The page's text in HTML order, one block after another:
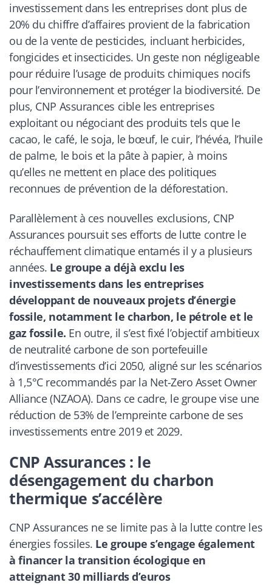
investissement dans les entreprises dont plus de
20% du chiffre d’affaires provient de la fabrication
ou de la vente de pesticides, incluant herbicides,
fongicides et insecticides. Un geste non négligeable
pour réduire l’usage de produits chimiques nocifs
pour l’environnement et protéger la biodiversité. De
plus, CNP Assurances cible les entreprises
exploitant ou négociant des produits tels que le
cacao, le café, le soja, le bœuf, le cuir, l’hévéa, l’huile
de palme, le bois et la pâte à papier, à moins
qu’elles ne mettent en place des politiques
reconnues de prévention de la déforestation.
Parallèlement à ces nouvelles exclusions, CNP
Assurances poursuit ses efforts de lutte contre le
réchauffement climatique entamés il y a plusieurs
années. Le groupe a déjà exclu les
investissements dans les entreprises
développant de nouveaux projets d’énergie
fossile, notamment le charbon, le pétrole et le
gaz fossile. En outre, il s’est fixé l’objectif ambitieux
de neutralité carbone de son portefeuille
d’investissements d’ici 2050, aligné sur les scénarios
à 1,5°C recommandés par la Net-Zero Asset Owner
Alliance (NZAOA). Dans ce cadre, le groupe vise une
réduction de 53% de l’empreinte carbone de ses
investissements entre 2019 et 2029.
CNP Assurances : le
désengagement du charbon
thermique s’accélère
CNP Assurances ne se limite pas à la lutte contre les
énergies fossiles. Le groupe s’engage également
à financer la transition écologique en
atteignant 30 milliards d’euros